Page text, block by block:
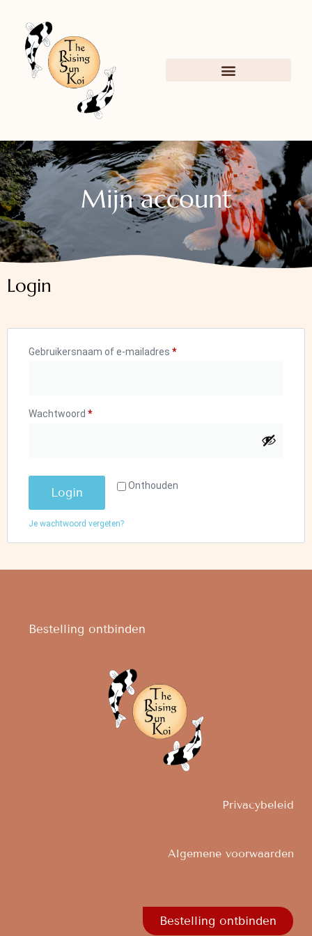
Mijn account
Login
Gebruikersnaam of e-mailadres *
Wachtwoord *
Onthouden
Login
Je wachtwoord vergeten?
Bestelling ontbinden
Privacybeleid
Algemene voorwaarden
Bestelling ontbinden